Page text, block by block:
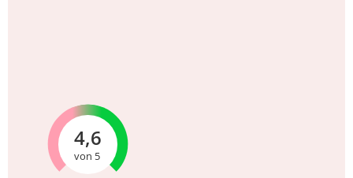
von 5
4,6